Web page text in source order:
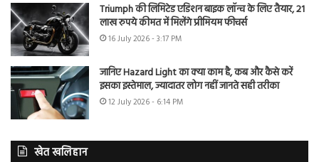
Triumph की लिमिटेड एडिशन बाइक लॉन्च के लिए तैयार, 21
लाख रुपये कीमत में मिलेंगे प्रीमियम फीचर्स
16 July 2026 - 3:17 PM
जानिए Hazard Light का क्या काम है, कब और कैसे करें
इसका इस्तेमाल, ज्यादातर लोग नहीं जानते सही तरीका
12 July 2026 - 6:14 PM
खेत खलिहान